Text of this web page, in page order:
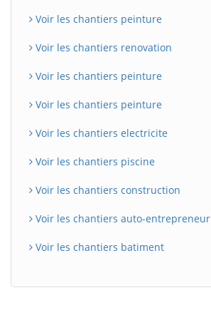
Voir les chantiers peinture
Voir les chantiers renovation
Voir les chantiers peinture
Voir les chantiers peinture
Voir les chantiers electricite
Voir les chantiers piscine
Voir les chantiers construction
Voir les chantiers auto-entrepreneur
Voir les chantiers batiment